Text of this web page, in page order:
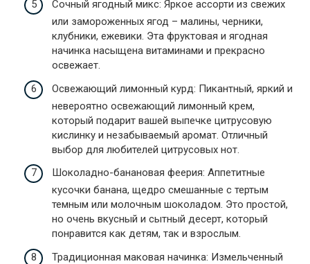
Сочный ягодный микс: Яркое ассорти из свежих
или замороженных ягод – малины, черники,
клубники, ежевики. Эта фруктовая и ягодная
начинка насыщена витаминами и прекрасно
освежает.
Освежающий лимонный курд: Пикантный, яркий и
невероятно освежающий лимонный крем,
который подарит вашей выпечке цитрусовую
кислинку и незабываемый аромат. Отличный
выбор для любителей цитрусовых нот.
Шоколадно-банановая феерия: Аппетитные
кусочки банана, щедро смешанные с тертым
темным или молочным шоколадом. Это простой,
но очень вкусный и сытный десерт, который
понравится как детям, так и взрослым.
Традиционная маковая начинка: Измельченный